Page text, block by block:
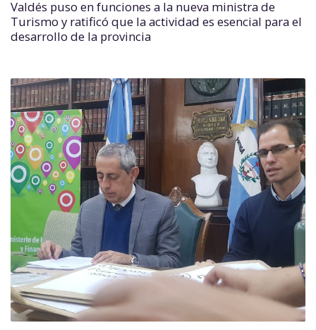
Valdés puso en funciones a la nueva ministra de
Turismo y ratificó que la actividad es esencial para el
desarrollo de la provincia